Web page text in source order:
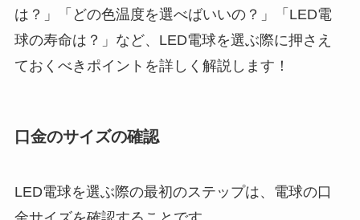
キールズのバタースティックは廃
盤？なぜ？理由と似てる商品はあ
る？
nimocaはどこで買える？ローソ
ンや券売機で購入できる？スター
は？」「どの色温度を選べばいいの？」「LED電
球の寿命は？」など、LED電球を選ぶ際に押さえ
ておくべきポイントを詳しく解説します！
口金のサイズの確認
LED電球を選ぶ際の最初のステップは、電球の口